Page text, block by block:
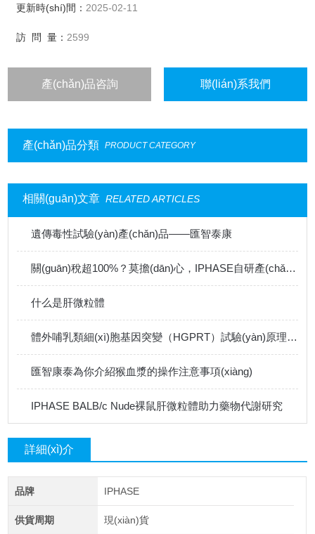
GST酶（谷光甘肽S-轉(zhuǎn)移酶Glutathione S-
更新時(shí)間： 2025-02-11
訪 問 量： 2599
產(chǎn)品咨詢 聯(lián)系我們
產(chǎn)品分類 PRODUCT CATEGORY
相關(guān)文章 RELATED ARTICLES
遺傳毒性試驗(yàn)產(chǎn)品——匯智泰康
關(guān)稅超100%？莫擔(dān)心，IPHASE自研產(chǎn)品做好國(guó)產(chǎn)替代
什么是肝微粒體
體外哺乳類細(xì)胞基因突變（HGPRT）試驗(yàn)原理及注意事項(xiàng)
匯智康泰為你介紹猴血漿的操作注意事項(xiàng)
IPHASE BALB/c Nude裸鼠肝微粒體助力藥物代謝研究
詳細(xì)介
品牌 IPHASE
供貨周期 現(xiàn)貨